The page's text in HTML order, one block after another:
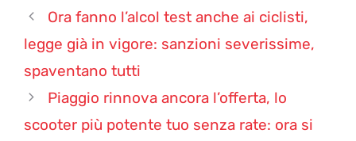
Ora fanno l’alcol test anche ai ciclisti,
legge già in vigore: sanzioni severissime,
spaventano tutti
Piaggio rinnova ancora l’offerta, lo
scooter più potente tuo senza rate: ora si